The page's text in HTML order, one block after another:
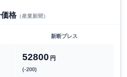
格（産業新聞）
新断プレス
52800 円
(-200)